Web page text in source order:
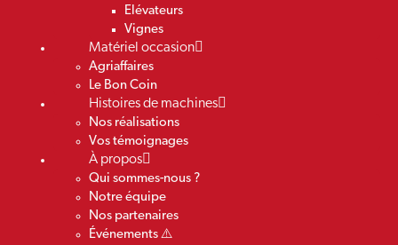
Elévateurs
Vignes
Matériel occasion
Agriaffaires
Le Bon Coin
Histoires de machines
Nos réalisations
Vos témoignages
À propos
Qui sommes-nous ?
Notre équipe
Nos partenaires
Événements ⚠️